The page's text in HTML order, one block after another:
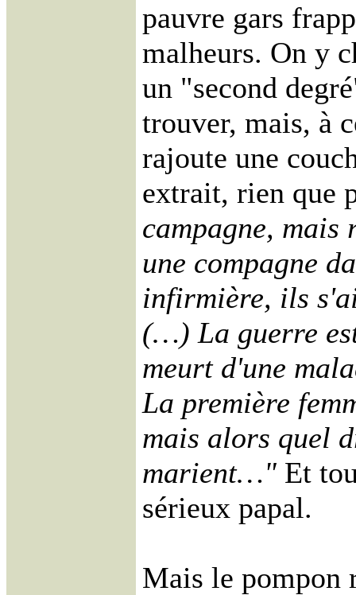
pauvre gars
malheurs. On y
un "second
trouver, mais, à
rajoute une
extrait, rien que
campagne,
une compagne
infirmière, ils
(…) La guerre
meurt d'une
La première
mais alors quel
marient…" Et
sérieux papal.
Mais le pompon